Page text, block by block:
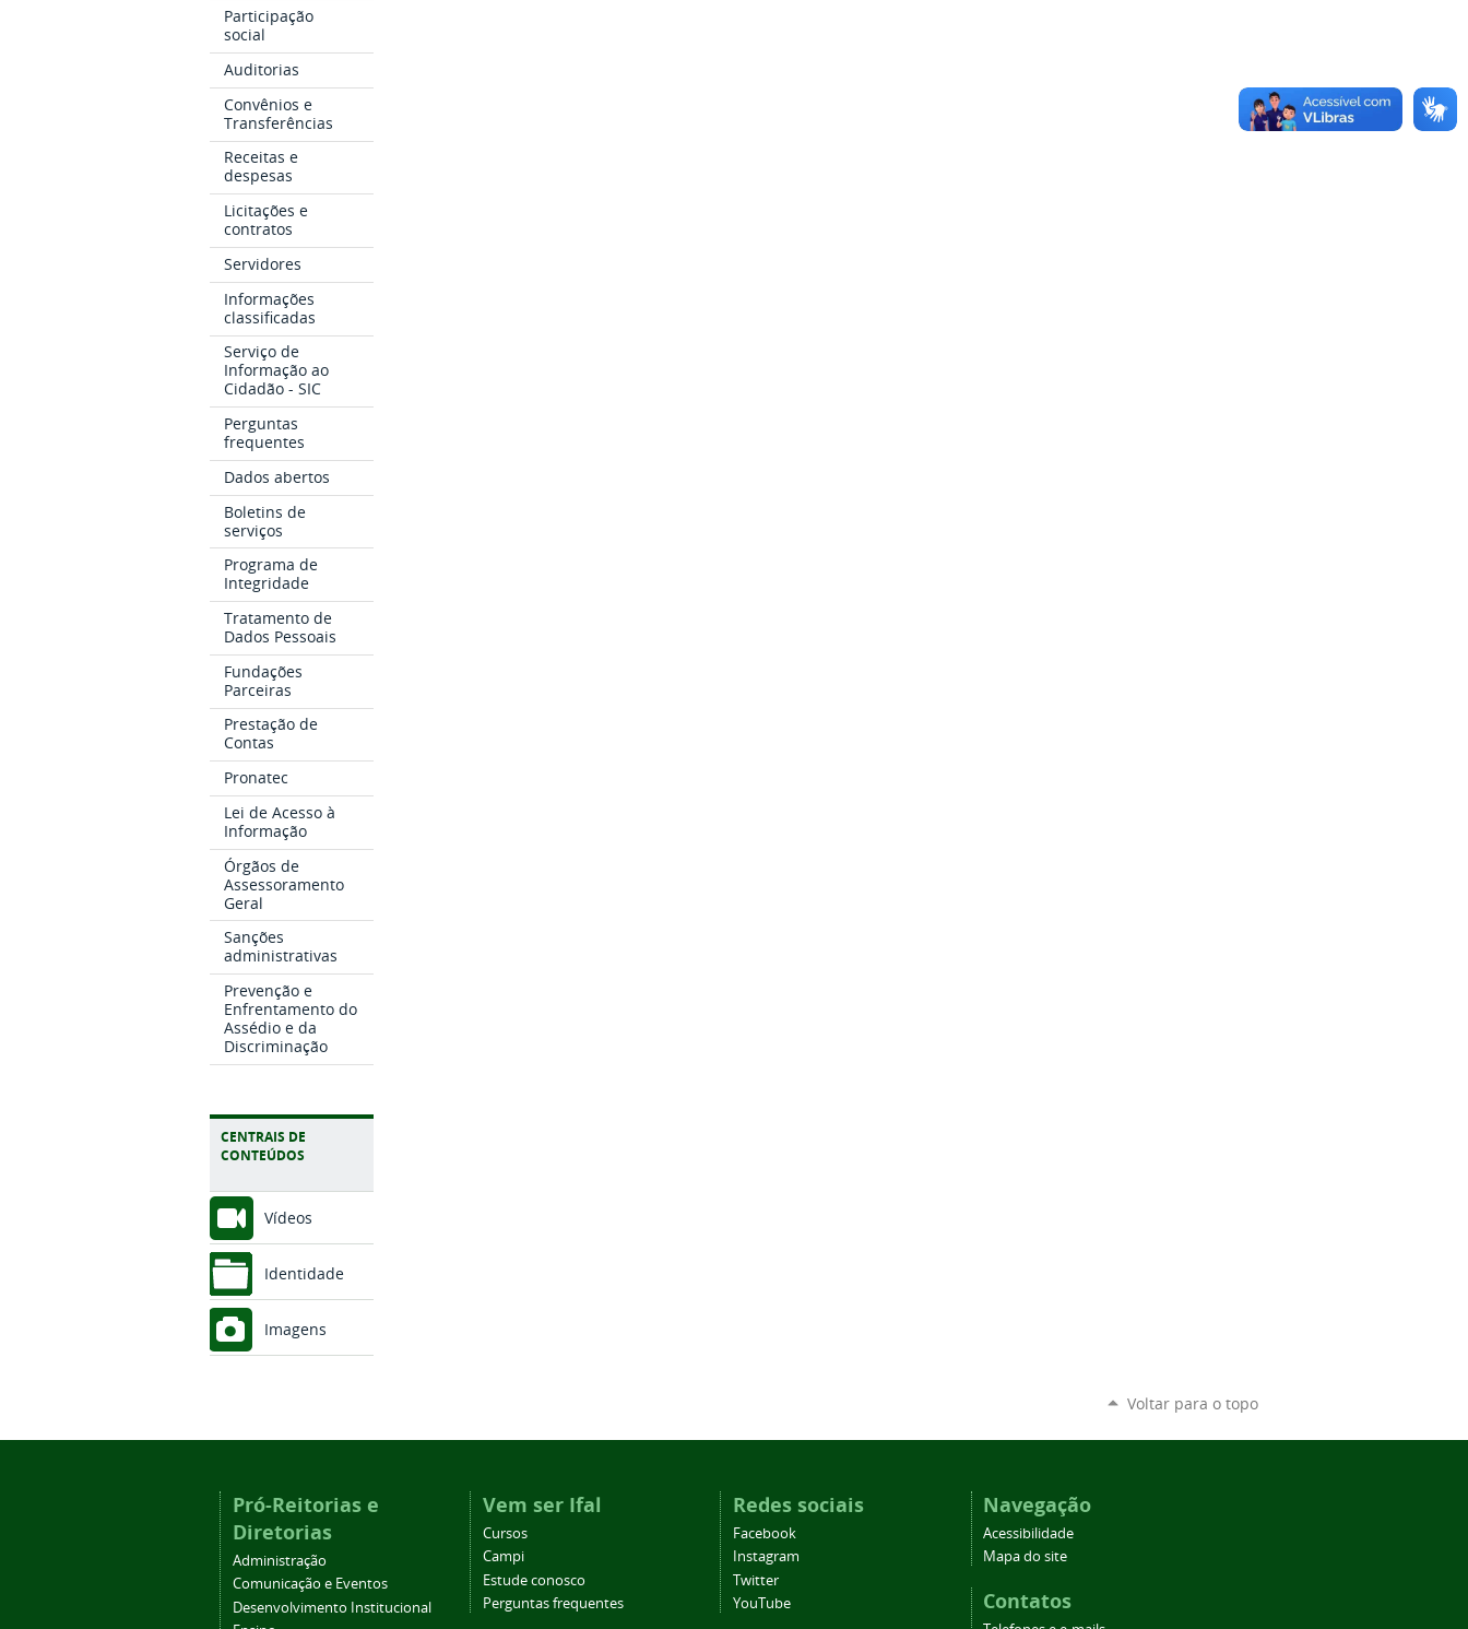
Participação
social
Auditorias
Convênios e
Transferências
Receitas e
despesas
Licitações e
contratos
Servidores
Informações
classificadas
Serviço de
Informação ao
Cidadão - SIC
Perguntas
frequentes
Dados abertos
Boletins de
serviços
Programa de
Integridade
Tratamento de
Dados Pessoais
Fundações
Parceiras
Prestação de
Contas
Pronatec
Lei de Acesso à
Informação
Órgãos de
Assessoramento
Geral
Sanções
administrativas
Prevenção e
Enfrentamento do
Assédio e da
Discriminação
CENTRAIS DE
CONTEÚDOS
Vídeos
Identidade
Imagens
Voltar para o topo
Pró-Reitorias e
Diretorias
Administração
Comunicação e Eventos
Desenvolvimento Institucional
Vem ser Ifal
Cursos
Campi
Estude conosco
Perguntas frequentes
Redes sociais
Facebook
Instagram
Twitter
YouTube
Navegação
Acessibilidade
Mapa do site
Contatos